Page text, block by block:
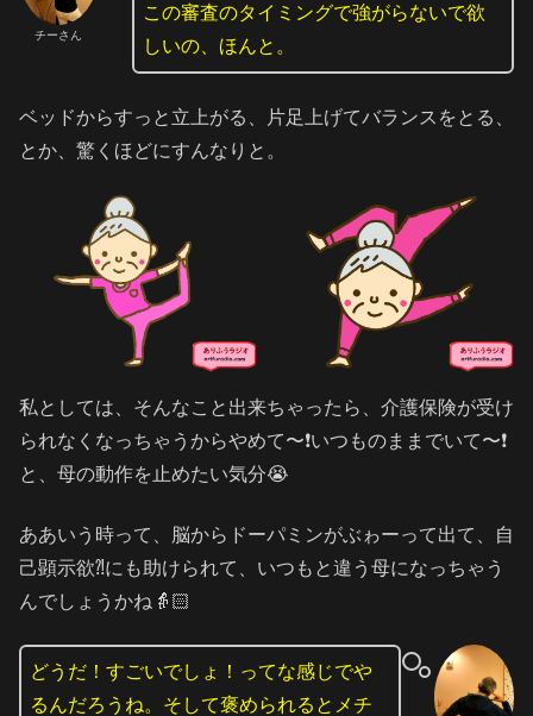
チーさん
この審査のタイミングで強がらないで欲
しいの、ほんと。
ベッドからすっと立上がる、片足上げてバランスをとる、
とか、驚くほどにすんなりと。
私としては、そんなこと出来ちゃったら、介護保険が受け
られなくなっちゃうからやめて〜❗️いつものままでいて〜❗️
と、母の動作を止めたい気分😭
ああいう時って、脳からドーパミンがぶゎーって出て、自
己顕示欲⁈にも助けられて、いつもと違う母になっちゃう
んでしょうかね👵🏻
どうだ！すごいでしょ！ってな感じでや
るんだろうね。そして褒められるとメチ